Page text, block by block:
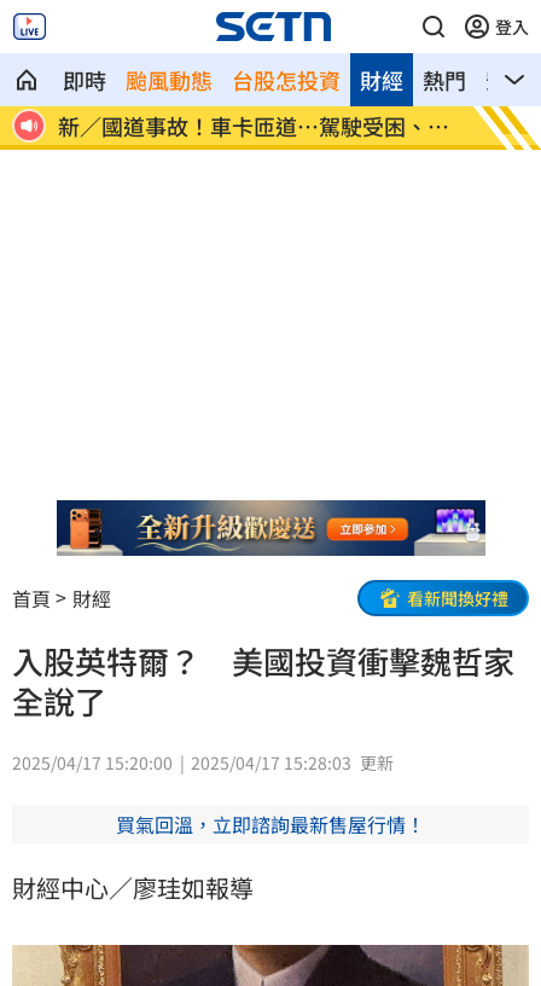
登入
即時 颱風動態 台股怎投資 熱門 影音
財經
昏
7縣市大雨特報開轟 白海豚減慢、雨炸3
天
國道
醫
首頁 財經 看新聞換好禮
入股英特爾？ 美國投資衝擊魏哲家
全說了
2025/04/17 15:20:00 2025/04/17 15:28:03 更新
買氣回溫，立即諮詢最新售屋行情！
財經中心／廖珪如報導